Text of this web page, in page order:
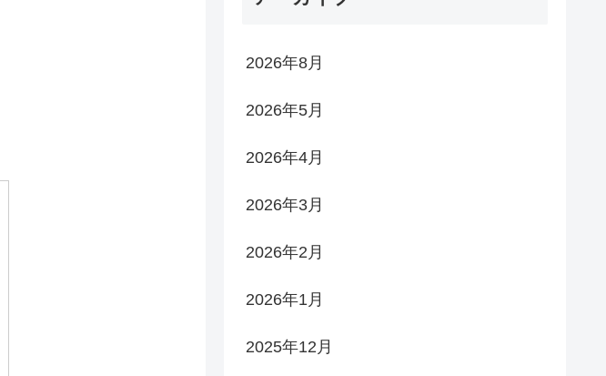
2026年8月
2026年5月
2026年4月
2026年3月
2026年2月
2026年1月
2025年12月